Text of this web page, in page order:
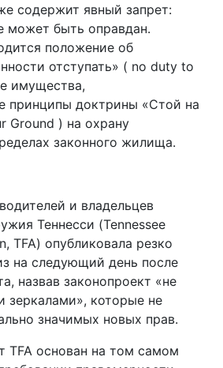
содержит явный запрет:
может быть оправдан.
положение об
отступать» ( no duty to
имущества,
принципы доктрины «Стой на
Ground ) на охрану
законного жилища.
и владельцев
Теннесси (Tennessee
TFA) опубликовала резко
на следующий день после
назвав законопроект «не
которые не
значимых новых прав.
TFA основан на том самом